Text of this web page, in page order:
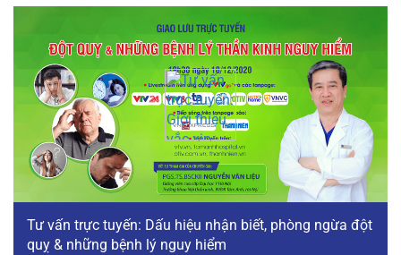
Tư vấn trực tuyến: Dấu hiệu nhận biết, phòng ngừa đột
quỵ & những bệnh lý nguy hiểm